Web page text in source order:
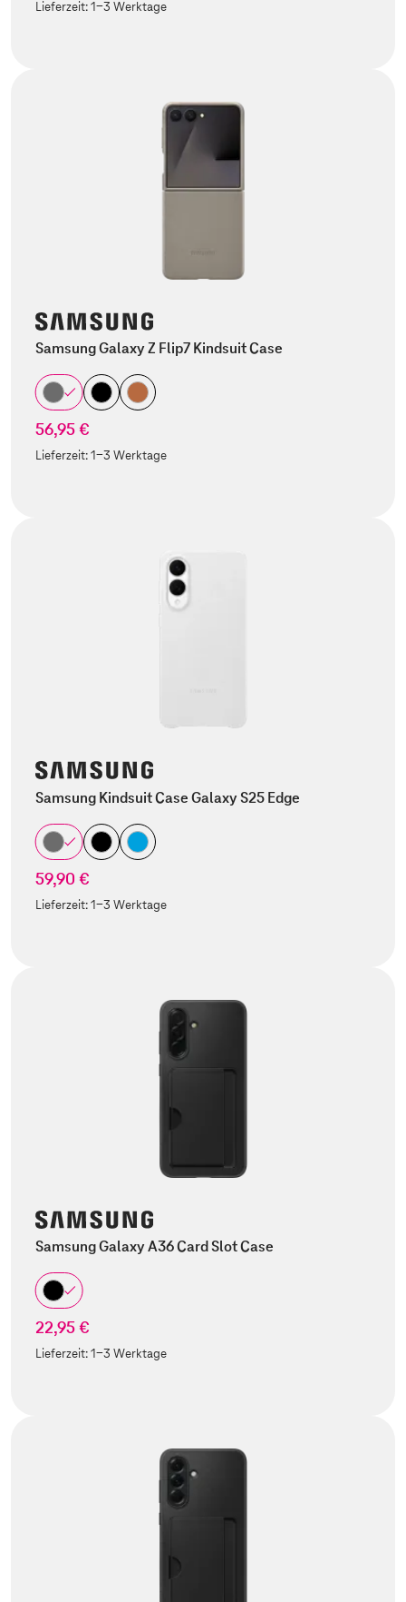
Lieferzeit:1-3 Werktage
Samsung Galaxy Z Flip7 Kindsuit Case
56,95 €
Lieferzeit:1-3 Werktage
Samsung Kindsuit Case Galaxy S25 Edge
59,90 €
Lieferzeit:1-3 Werktage
Samsung Galaxy A36 Card Slot Case
22,95 €
Lieferzeit:1-3 Werktage